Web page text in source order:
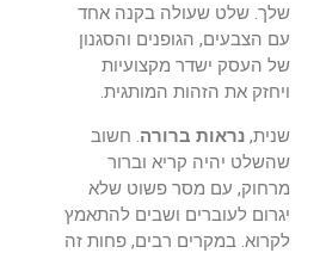
שלך. שלט שעולה בקנה אחד
עם הצבעים, הגופנים והסגנון
של העסק ישדר מקצועיות
ויחזק את הזהות המותגית.
שנית, נראות ברורה. חשוב
שהשלט יהיה קריא וברור
מרחוק, עם מסר פשוט שלא
יגרום לעוברים ושבים להתאמץ
לקרוא. במקרים רבים, פחות זה